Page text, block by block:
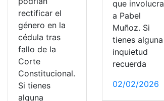
rectificar el
género en la
cédula tras
fallo de la
Corte
Constitucional.
Si tienes
alguna
que involucra
a Pabel
Muñoz. Si
tienes alguna
inquietud
recuerda
02/02/2026